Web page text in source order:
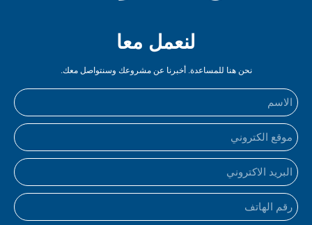
لنعمل معا
نحن هنا للمساعدة. أخبرنا عن مشروعك وسنتواصل معك.